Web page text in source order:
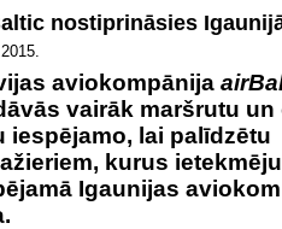
nostiprināsies
aviokompānija
vairāk maršrutu un
iespējamo, lai palīdzētu
kurus
Igaunijas